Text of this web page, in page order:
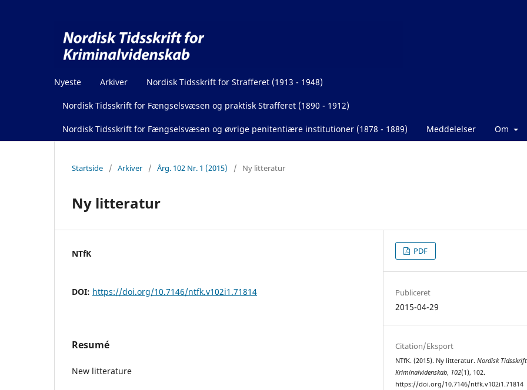
Nyeste Arkiver Nordisk Tidsskrift for Strafferet (1913 - 1948)
Nordisk Tidsskrift for Fængselsvæsen og praktisk Strafferet (1890 - 1912)
Nordisk Tidsskrift for Fængselsvæsen og øvrige penitentiære institutioner (1878 - 1889) Meddelelser Om
Startside / Arkiver / Årg. 102 Nr. 1 (2015) / Ny litteratur
Ny litteratur
NTfK
DOI: https://doi.org/10.7146/ntfk.v102i1.71814
Resumé
New litterature
PDF
Publiceret
2015-04-29
Citation/Eksport
NTfK. (2015). Ny litteratur.Nordisk
Kriminalvidenskab, 102(1), 102.
https://doi.org/10.7146/ntfk.v102i1.71814